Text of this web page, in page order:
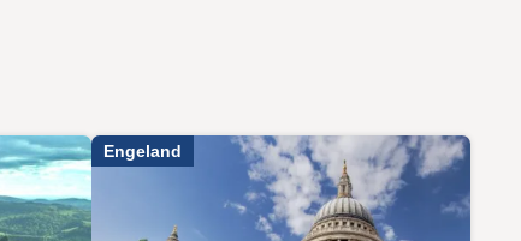
Engeland